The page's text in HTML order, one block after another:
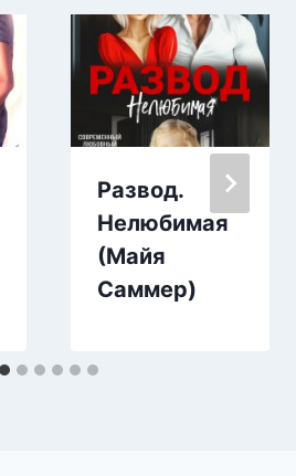
Развод.
Нелюбимая
(Майя
Саммер)